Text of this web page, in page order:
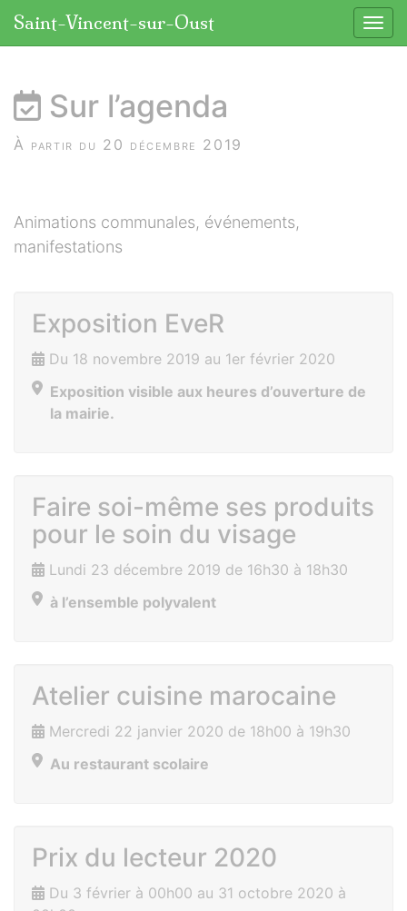
Saint-Vincent-sur-Oust
Sur l’agenda
À partir du 20 décembre 2019
Animations communales, événements,
manifestations
Exposition EveR
Du 18 novembre 2019 au 1er février 2020
Exposition visible aux heures d’ouverture de
la mairie.
Faire soi-même ses produits
pour le soin du visage
Lundi 23 décembre 2019 de 16h30 à 18h30
à l’ensemble polyvalent
Atelier cuisine marocaine
Mercredi 22 janvier 2020 de 18h00 à 19h30
Au restaurant scolaire
Prix du lecteur 2020
Du 3 février à 00h00 au 31 octobre 2020 à
Panneau de gestion des cookies